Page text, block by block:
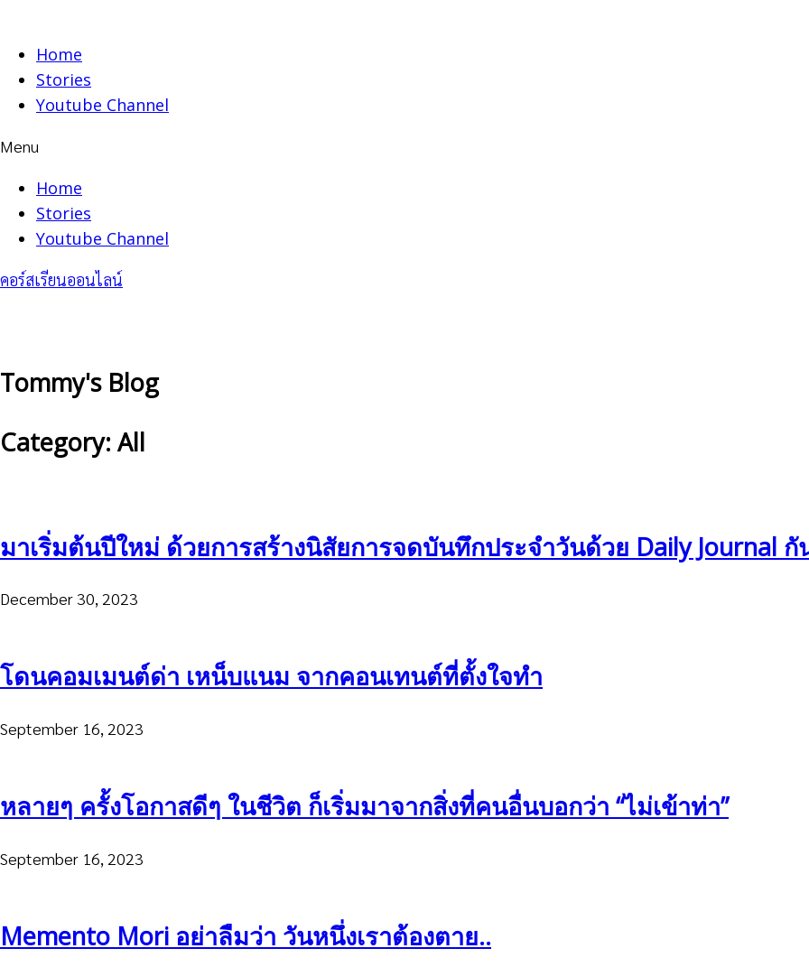
contentHome
Stories
Youtube Channel
Menu
Home
Stories
Youtube Channel
คอร์สเรียนออนไลน์
Tommy's Blog
Category: All
มาเริ่มต้นปีใหม่ ด้วยการสร้างนิสัยการจดบันทึกประจำวันด้วย Daily Journal
December 30, 2023
โดนคอมเมนต์ด่า เหน็บแนม จากคอนเทนต์ที่ตั้งใจทำ
September 16, 2023
หลายๆ ครั้งโอกาสดีๆ ในชีวิต ก็เริ่มมาจากสิ่งที่คนอื่นบอกว่า “ไม่เข้าท่า”
September 16, 2023
Memento Mori อย่าลืมว่า วันหนึ่งเราต้องตาย..